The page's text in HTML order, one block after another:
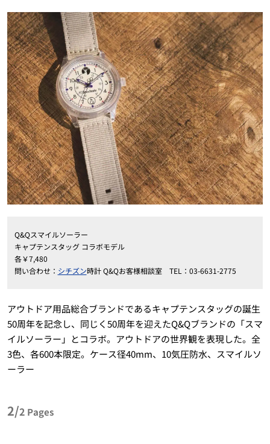
Q&Qスマイルソーラー
キャプテンスタッグ コラボモデル
各￥7,480
問い合わせ： シチズン時計 Q&Qお客様相談室 TEL：03-6631-2775
アウトドア用品総合ブランドであるキャプテンスタッグの誕生
50周年を記念し、同じく50周年を迎えたQ&Qブランドの「スマ
イルソーラー」とコラボ。アウトドアの世界観を表現した。全
3色、各600本限定。ケース径40mm、10気圧防水、スマイルソ
ーラー
2/2 Pages